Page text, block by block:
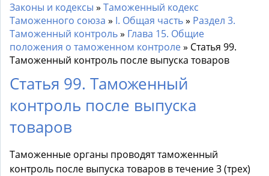
Законы и кодексы » Таможенный кодекс
Таможенного союза » I. Общая часть» Раздел 3.
Таможенный контроль» Глава 15. Общие
положения о таможенном контроле» Статья 99.
Таможенный контроль после выпуска товаров
Статья 99. Таможенный
контроль после выпуска
товаров
Таможенные органы проводят таможенный
контроль после выпуска товаров в течение 3 (трех)